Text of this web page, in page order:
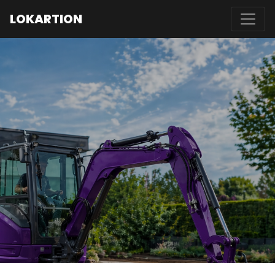
LOKARTION